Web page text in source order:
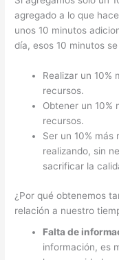
agregado a lo que
unos 10 minutos
día, esos 10 minutos
Realizar un 10%
recursos.
Obtener un 10%
recursos.
Ser un 10%
realizando, sin
sacrificar la
¿Por qué obtenemos
relación a nuestro
Falta de
información, es